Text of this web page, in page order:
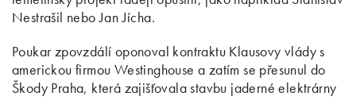
Nestrašil nebo Jan Jícha.
Poukar zpovzdálí oponoval kontraktu Klausovy vlády s
americkou firmou Westinghouse a zatím se přesunul do
Škody Praha, která zajišťovala stavbu jaderné elektrárny